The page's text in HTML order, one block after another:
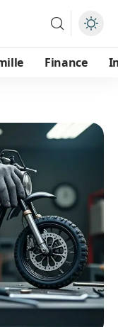
Finance